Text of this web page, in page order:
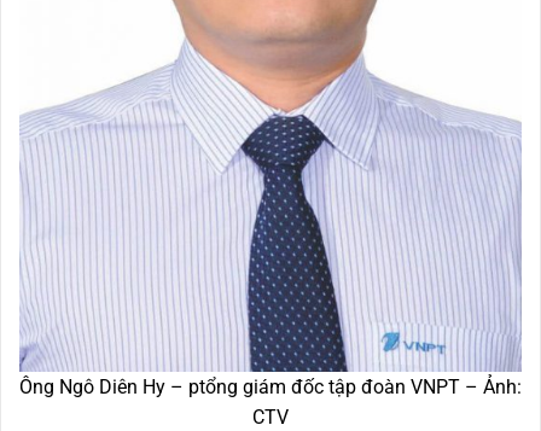
Ông Ngô Diên Hy – ptổng giám đốc tập đoàn VNPT – Ảnh:
CTV